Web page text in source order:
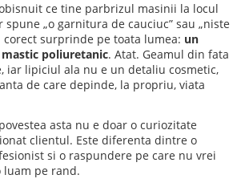
ce tine parbrizul masinii la locul
„o garnitura de cauciuc” sau „niste
corect surprinde pe toata lumea: un
poliuretanic. Atat. Geamul din fata
iar lipiciul ala nu e un detaliu cosmetic,
de care depinde, la propriu, viata
asta nu e doar o curiozitate
clientul. Este diferenta dintre o
si o raspundere pe care nu vrei
luam pe rand.